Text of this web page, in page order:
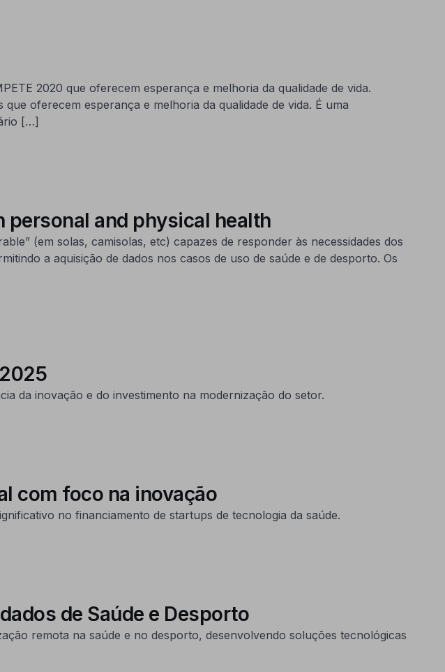
2020 que oferecem esperança e melhoria da qualidade de vida.
oferecem esperança e melhoria da qualidade de vida. É uma
[…]
personal and physical health
(em solas, camisolas, etc) capazes de responder às necessidades dos
a aquisição de dados nos casos de uso de saúde e de desporto. Os
da inovação e do investimento na modernização do setor.
com foco na inovação
no financiamento de startups de tecnologia da saúde.
de Saúde e Desporto
remota na saúde e no desporto, desenvolvendo soluções tecnológicas